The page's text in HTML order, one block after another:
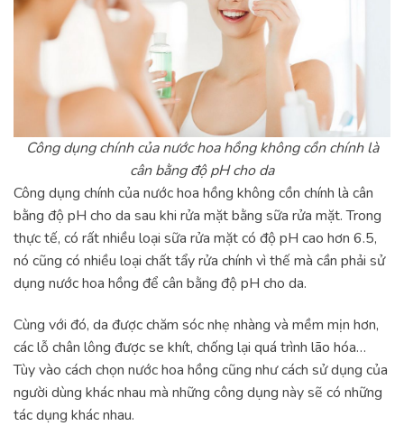
Công dụng chính của nước hoa hồng không cồn chính là
cân bằng độ pH cho da
Công dụng chính của nước hoa hồng không cồn chính là cân
bằng độ pH cho da sau khi rửa mặt bằng sữa rửa mặt. Trong
thực tế, có rất nhiều loại sữa rửa mặt có độ pH cao hơn 6.5,
nó cũng có nhiều loại chất tẩy rửa chính vì thế mà cần phải sử
dụng nước hoa hồng để cân bằng độ pH cho da.
Cùng với đó, da được chăm sóc nhẹ nhàng và mềm mịn hơn,
các lỗ chân lông được se khít, chống lại quá trình lão hóa…
Tùy vào cách chọn nước hoa hồng cũng như cách sử dụng của
người dùng khác nhau mà những công dụng này sẽ có những
tác dụng khác nhau.